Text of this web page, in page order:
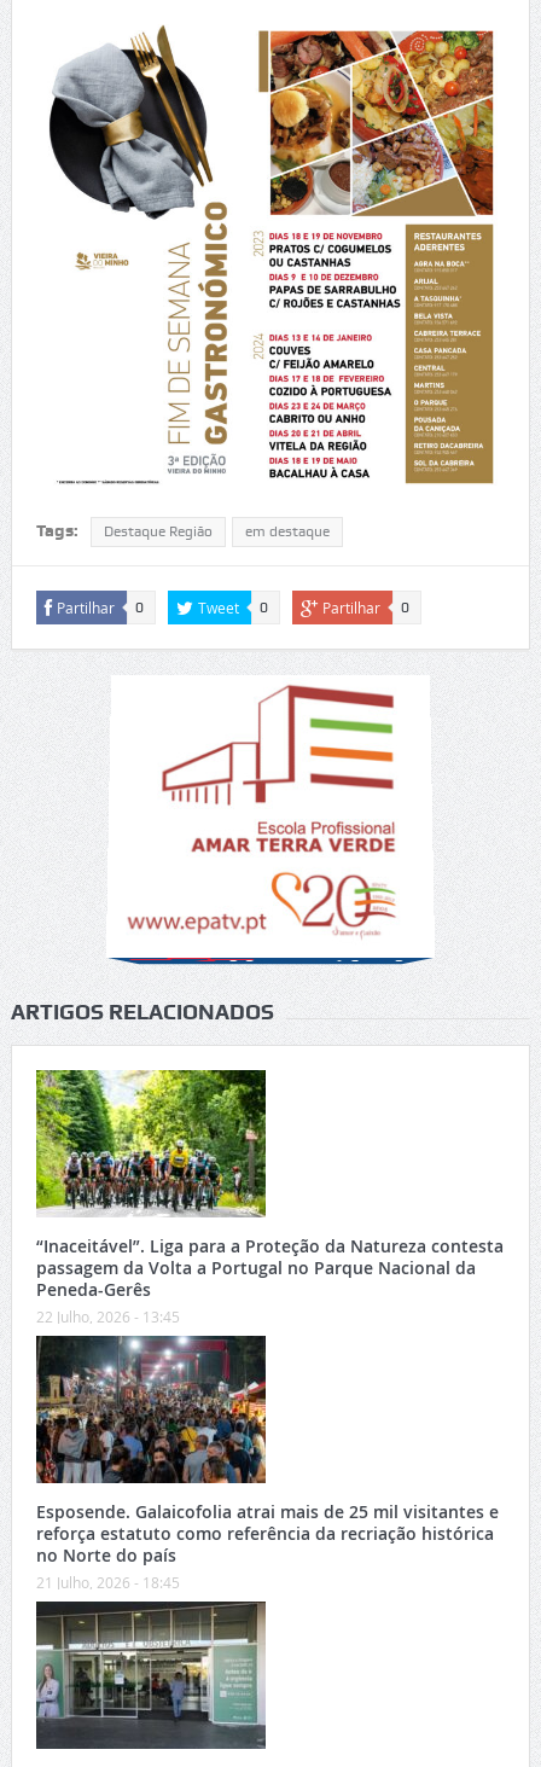
Tags: Destaque Região em destaque
Partilhar 0 Tweet 0 Partilhar 0
ARTIGOS RELACIONADOS
“Inaceitável”. Liga para a Proteção da Natureza contesta
passagem da Volta a Portugal no Parque Nacional da
Peneda-Gerês
22 Julho, 2026 - 13:45
Esposende. Galaicofolia atrai mais de 25 mil visitantes e
reforça estatuto como referência da recriação histórica
no Norte do país
21 Julho, 2026 - 18:45